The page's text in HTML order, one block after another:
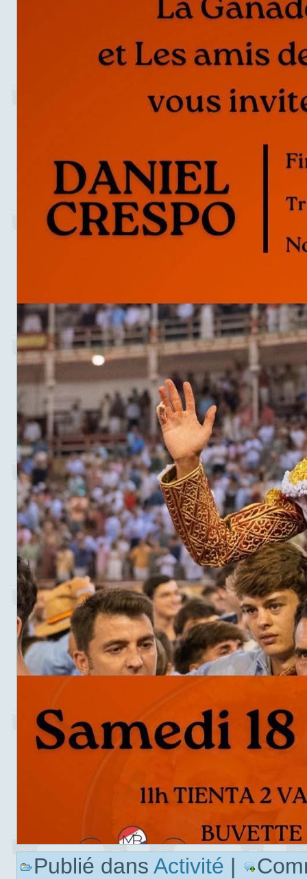
Publié dans Activité |